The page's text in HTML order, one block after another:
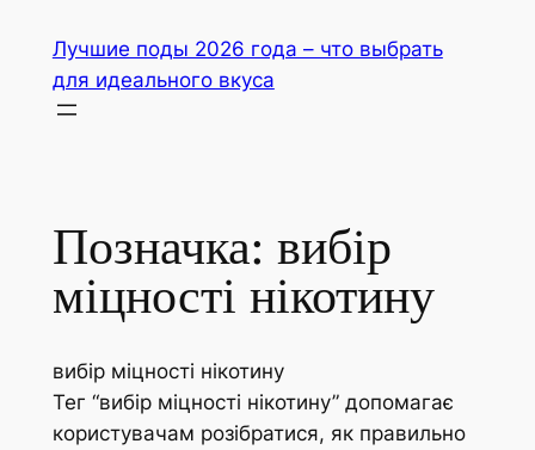
вмісту
Лучшие поды 2026 года – что выбрать
для идеального вкуса
Позначка: вибір
міцності нікотину
вибір міцності нікотину
Тег “вибір міцності нікотину” допомагає
користувачам розібратися, як правильно